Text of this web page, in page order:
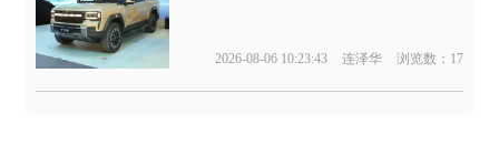
2026-08-06 10:23:43 连泽华 浏览数：17